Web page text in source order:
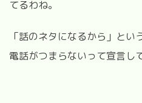
てるわね。
「話のネタになるから」とい
電話がつまらないって宣言し